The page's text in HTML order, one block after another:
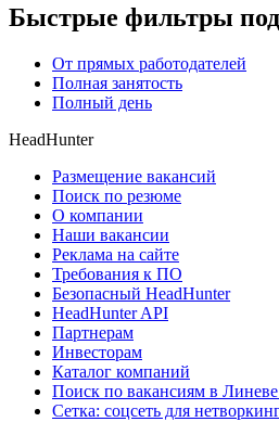
Быстрые фильтры
От прямых работодателей
Полная занятость
Полный день
HeadHunter
Размещение вакансий
Поиск по резюме
О компании
Наши вакансии
Реклама на сайте
Требования к ПО
Безопасный HeadHunter
HeadHunter API
Партнерам
Инвесторам
Каталог компаний
Поиск по вакансиям в
Сетка: соцсеть для